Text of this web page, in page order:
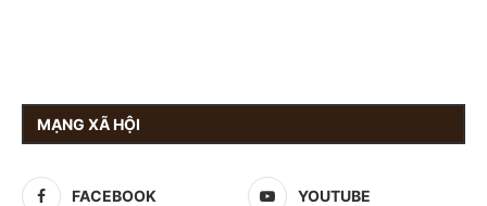
MẠNG XÃ HỘI
FACEBOOK YOUTUBE